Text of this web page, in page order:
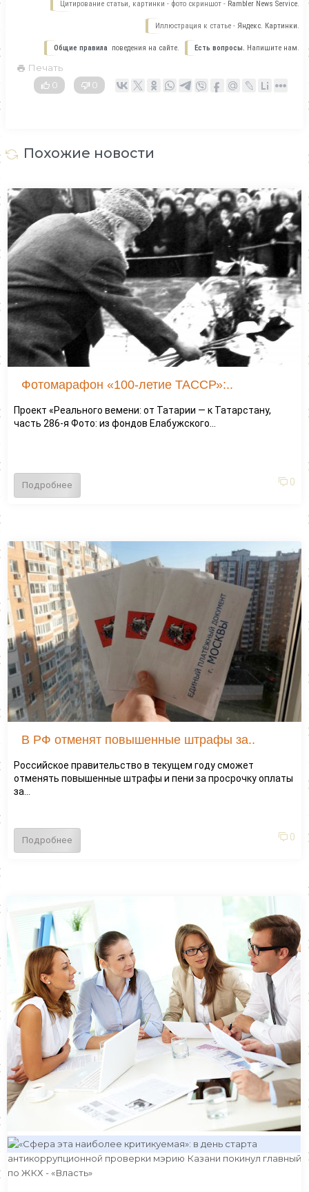
Цитирование статьи, картинки - фото скриншот - Rambler News Service.
Иллюстрация к статье - Яндекс. Картинки.
Есть вопросы. Напишите нам.
Общие правила поведения на сайте.
Печать
0
0
Похожие новости
Фотомарафон «100-летие ТАССР»:..
Проект «Реального вемени: от Татарии — к Татарстану,
часть 286-я Фото: из фондов Елабужского...
Подробнее 0
В РФ отменят повышенные штрафы за..
Российское правительство в текущем году сможет
отменять повышенные штрафы и пени за просрочку оплаты
за...
Подробнее 0